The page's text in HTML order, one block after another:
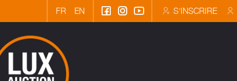
FR EN S'INSCRIRE